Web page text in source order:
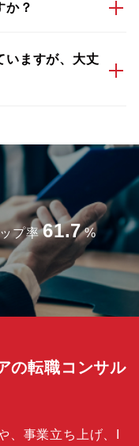
か？
いますが、大丈
プ率 61.7 %
の転職コンサル
、事業立ち上げ、I